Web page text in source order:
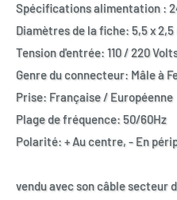
Spécifications alimentation :
Diamètres de la fiche: 5,5 x 2,5
Tension d'entrée: 110 / 220
Genre du connecteur: Mâle à
Prise: Française / Européenne
Plage de fréquence: 50/60Hz
Polarité: + Au centre, - En
vendu avec son câble secteur